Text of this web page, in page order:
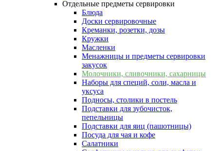
Отдельные предметы сервировки
Блюда
Доски сервировочные
Креманки, розетки, дозы
Кружки
Масленки
Менажницы и предметы сервировки
закусок
Молочники, сливочники, сахарницы
Наборы для специй, соли, масла и
уксуса
Подносы, столики в постель
Подставки для зубочисток,
пепельницы
Подставки для яиц (пашотницы)
Посуда для чая и кофе
Салатники